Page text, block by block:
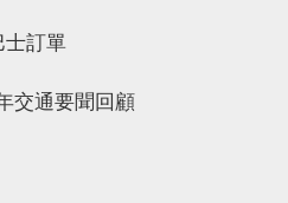
士訂單
交通要聞回顧